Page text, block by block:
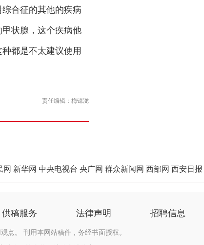
合征的其他的疾病
状腺，这个疾病他
都是不太建议使用
责任编辑：梅镱泷
网 新华网 中央电视台 央广网 群众新闻网 西部网 西安日报
供稿服务 法律声明 招聘信息
点。 刊用本网站稿件，务经书面授权。